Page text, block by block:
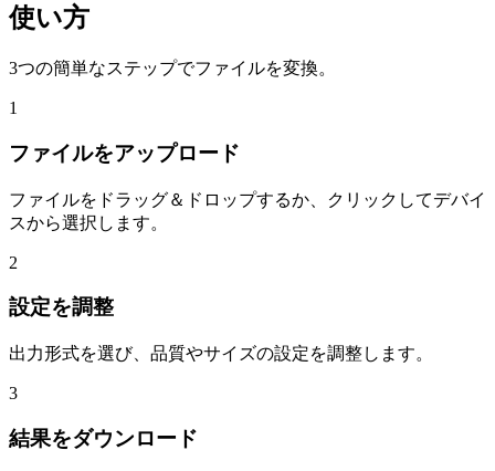
使い方
3つの簡単なステップでファイルを変換。
1
ファイルをアップロード
ファイルをドラッグ＆ドロップするか、クリックしてデバイ
スから選択します。
2
設定を調整
出力形式を選び、品質やサイズの設定を調整します。
3
結果をダウンロード